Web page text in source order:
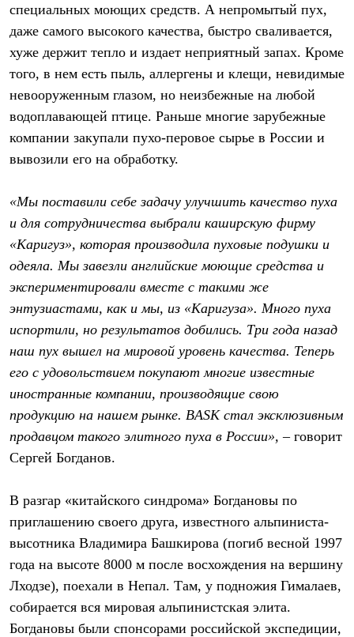
специальных моющих средств. А непромытый пух,
даже самого высокого качества, быстро сваливается,
хуже держит тепло и издает неприятный запах. Кроме
того, в нем есть пыль, аллергены и клещи, невидимые
невооруженным глазом, но неизбежные на любой
водоплавающей птице. Раньше многие зарубежные
компании закупали пухо-перовое сырье в России и
вывозили его на обработку.
«Мы поставили себе задачу улучшить качество пуха
и для сотрудничества выбрали каширскую фирму
«Каригуз», которая производила пуховые подушки и
одеяла. Мы завезли английские моющие средства и
экспериментировали вместе с такими же
энтузиастами, как и мы, из «Каригуза». Много пуха
испортили, но результатов добились. Три года назад
наш пух вышел на мировой уровень качества. Теперь
его с удовольствием покупают многие известные
иностранные компании, производящие свою
продукцию на нашем рынке. BASK стал эксклюзивным
продавцом такого элитного пуха в России», – говорит
Сергей Богданов.
В разгар «китайского синдрома» Богдановы по
приглашению своего друга, известного альпиниста-
высотника Владимира Башкирова (погиб весной 1997
года на высоте 8000 м после восхождения на вершину
Лходзе), поехали в Непал. Там, у подножия Гималаев,
собирается вся мировая альпинистская элита.
Богдановы были спонсорами российской экспедиции,